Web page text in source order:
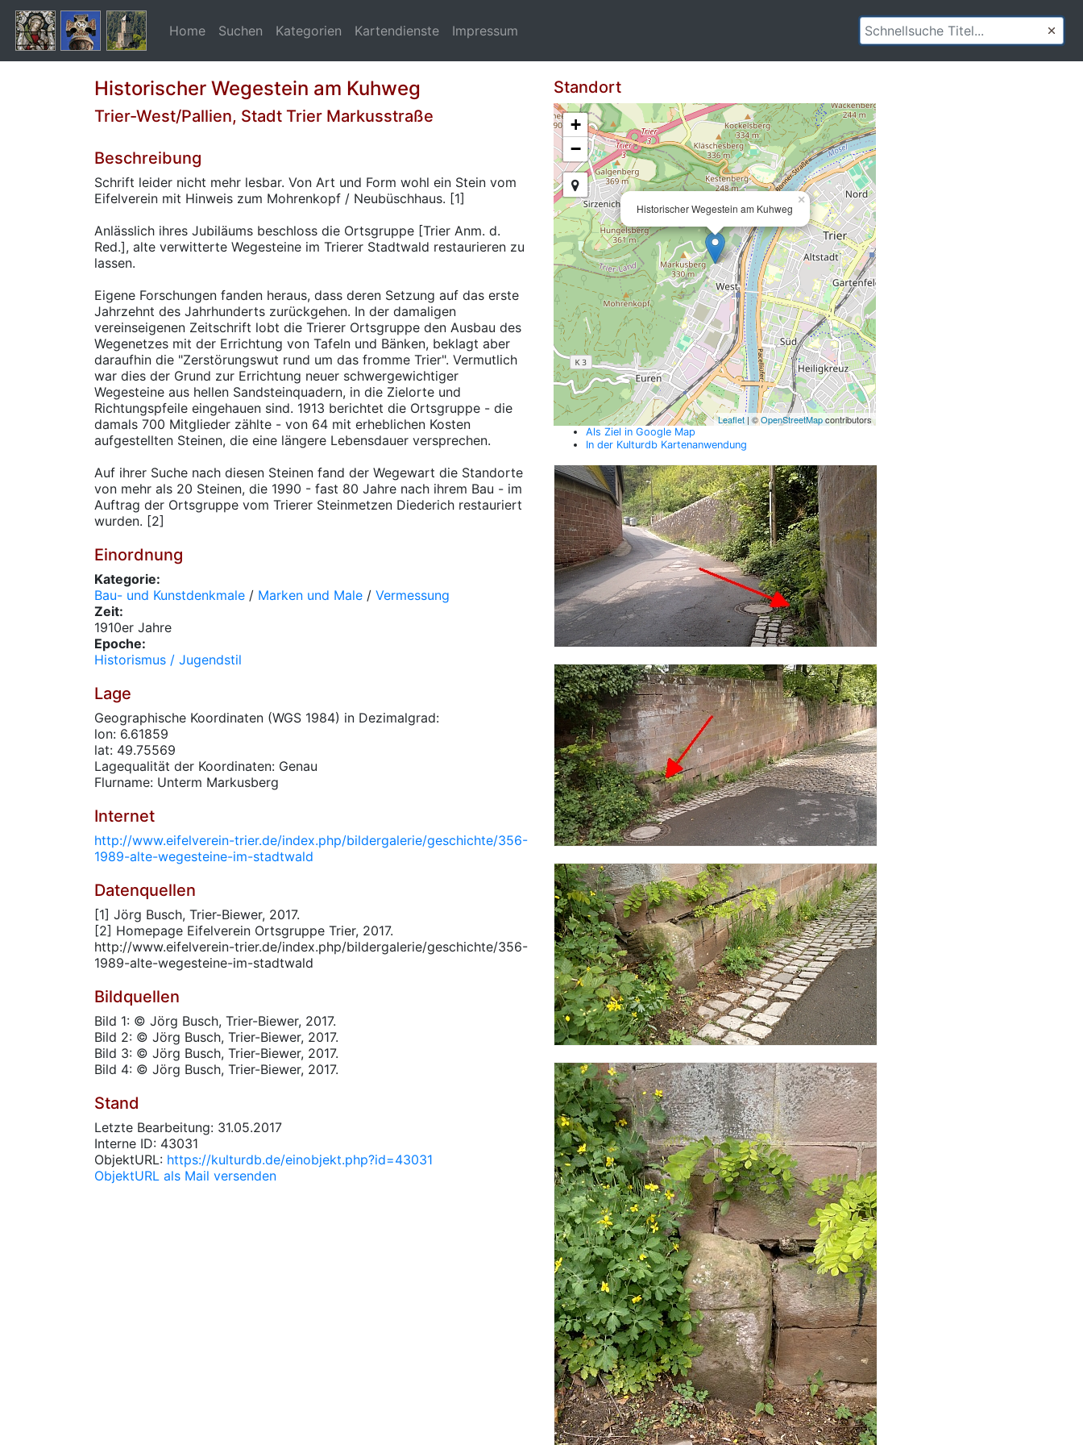
Home Suchen Kategorien Kartendienste Impressum
Historischer Wegestein am Kuhweg
Trier-West/Pallien, Stadt Trier Markusstraße
Beschreibung
Schrift leider nicht mehr lesbar. Von Art und Form wohl ein Stein vom
Eifelverein mit Hinweis zum Mohrenkopf / Neubüschhaus. [1]
Anlässlich ihres Jubiläums beschloss die Ortsgruppe [Trier Anm. d.
Red.], alte verwitterte Wegesteine im Trierer Stadtwald restaurieren zu
lassen.
Eigene Forschungen fanden heraus, dass deren Setzung auf das erste
Jahrzehnt des Jahrhunderts zurückgehen. In der damaligen
vereinseigenen Zeitschrift lobt die Trierer Ortsgruppe den Ausbau des
Wegenetzes mit der Errichtung von Tafeln und Bänken, beklagt aber
daraufhin die "Zerstörungswut rund um das fromme Trier". Vermutlich
war dies der Grund zur Errichtung neuer schwergewichtiger
Wegesteine aus hellen Sandsteinquadern, in die Zielorte und
Richtungspfeile eingehauen sind. 1913 berichtet die Ortsgruppe - die
damals 700 Mitglieder zählte - von 64 mit erheblichen Kosten
aufgestellten Steinen, die eine längere Lebensdauer versprechen.
Auf ihrer Suche nach diesen Steinen fand der Wegewart die Standorte
von mehr als 20 Steinen, die 1990 - fast 80 Jahre nach ihrem Bau - im
Auftrag der Ortsgruppe vom Trierer Steinmetzen Diederich restauriert
wurden. [2]
Einordnung
Kategorie:
Bau- und Kunstdenkmale / Marken und Male / Vermessung
Zeit:
1910er Jahre
Epoche:
Historismus / Jugendstil
Lage
Geographische Koordinaten (WGS 1984) in Dezimalgrad:
lon: 6.61859
lat: 49.75569
Lagequalität der Koordinaten: Genau
Flurname: Unterm Markusberg
Internet
http://www.eifelverein-trier.de/index.php/bildergalerie/geschichte/356-
1989-alte-wegesteine-im-stadtwald
Datenquellen
[1] Jörg Busch, Trier-Biewer, 2017.
[2] Homepage Eifelverein Ortsgruppe Trier, 2017.
http://www.eifelverein-trier.de/index.php/bildergalerie/geschichte/356-
1989-alte-wegesteine-im-stadtwald
Bildquellen
Bild 1: © Jörg Busch, Trier-Biewer, 2017.
Bild 2: © Jörg Busch, Trier-Biewer, 2017.
Bild 3: © Jörg Busch, Trier-Biewer, 2017.
Bild 4: © Jörg Busch, Trier-Biewer, 2017.
Stand
Letzte Bearbeitung: 31.05.2017
Interne ID: 43031
ObjektURL: https://kulturdb.de/einobjekt.php?id=43031
ObjektURL als Mail versenden
Standort
Historischer Wegestein am Kuhweg
×
+
−
Leaflet| ©OpenStreetMapcontributors
Als Ziel in Google Map
In der Kulturdb Kartenanwendung